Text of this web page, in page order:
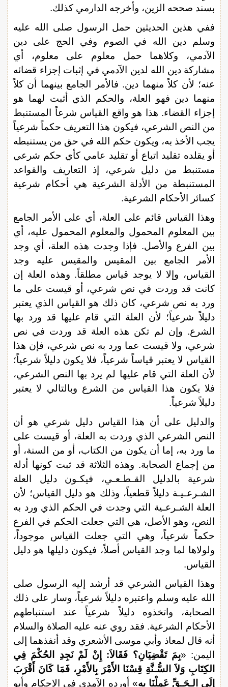
بسند صححه الزين، وأخرجه الدارمي كذلك.
ففي هذين الحديثين حمل الرسول صلى الله عليه
وسلم دين الله في الصوم وفي الحج على دين
الآدمي، وكلاهما حمل معلوم على معلوم، أي
مشاركة دين الله لدين الآدمي في إثبات إجزاء قضائه
عنه؛ لأن كلاً منهما دين. فالأمر الجامع بينهما أن كلاً
منهما دين فهو العلة، والحكم الذي أثبت لهما هو
إجزاء القضاء. هذا هو واقع القياس شرعاً المستنبط
من النص الشرعي، فيكون هذا التعريف حكماً شرعياً
يجب الأخذ به، ويكون حكم الله في حق من يستنبطه
أو يقلده تقليد اتباع أو تقليد عامي كأي حكم شرعي
مستنبط من دليل شرعي، إذ التعاريف والقواعد
المستنبطة من الأدلة الشرعية هي أحكام شرعية
كسائر الأحكام الشرعية.
وهذا القياس قائم على العلة، أي على الأمر الجامع
بين المعلوم المحمول والمعلوم المحمول عليه، أي
بين الفرع والأصل. فإذا وجدت هذه العلة، أي وجد
الأمر الجامع بين المقيس والمقيس عليه وجد
القياس، وإلا لا يوجد قياس مطلقاً. وهذه العلة إن
كانت قد وردت في نص شرعي، أو قيست على ما
ورد به نص شرعي، كان ذلك هو القياس الذي يعتبر
دليلاً شرعياً؛ لأن العلة التي قام عليها قد ورد بها
الشرع. وإن لم تكن هذه العلة قد وردت في نص
شرعي، ولا قيست عما ورد به نص شرعي، فإن هذا
القياس لا يعتبر قياساً شرعياً، فلا يكون دليلاً شرعياً؛
لأن العلة التي قام عليها لم يرد بها النص الشرعي،
فلا يكون هذا القياس من الشرع وبالتالي لا يعتبر
دليلاً شرعياً.
والدليل على أن هذا القياس دليل شرعي هو أن
النص الشرعي الذي وردت به العلة، أو قيست على
ما ورد به، إما أن يكون من الكتاب، أو من السنة، أو
من إجماع الصحابة. وهذه الثلاثة قد ثبت كونها أدلة
شرعية بالدليل القـطـعـي، فيكـون دليل العلة
الشـرعـيـة دليلاً قطعياً، وذلك هو دليل القياس؛ لأن
العلة الشـرعـية التي وجدت في الحكم الذي ورد به
النص، وهو الأصل، هي التي جعلت الحكم في الفرع
حكماً شرعياً، وهي التي جعلت القياس موجوداً،
ولولاها لما وجد القياس أصلاً، فيكون دليلها هو دليل
القياس.
وهذا القياس الشرعي قد أرشد إليه الرسول صلى
الله عليه وسلم واعتبره دليلاً شرعياً، وسار على ذلك
الصحابة، واتخذوه دليلاً شرعياً عند استنباطهم
الأحكام الشرعية. فقد روي عنه عليه الصلاة والسلام
أنه قال لمعاذ وأبي موسى الأشعري وقد أنفذهما إلى
اليمن: «بِمَ تَقْضِيَانِ؟ فَقَالاَ: إِنْ لَمْ نَجِدِ الحُكْمَ فِي
الكِتَابِ وَلاَ السُّـنَّةِ قِسْنَا الأَمْرَ بِالأَمْرِ، فَمَا كَانَ أَقْرَبَ
إِلَى الـحَـقِّ عَمِلْنَا بِهِ» أورده الآمدي في الإحكام وأبو